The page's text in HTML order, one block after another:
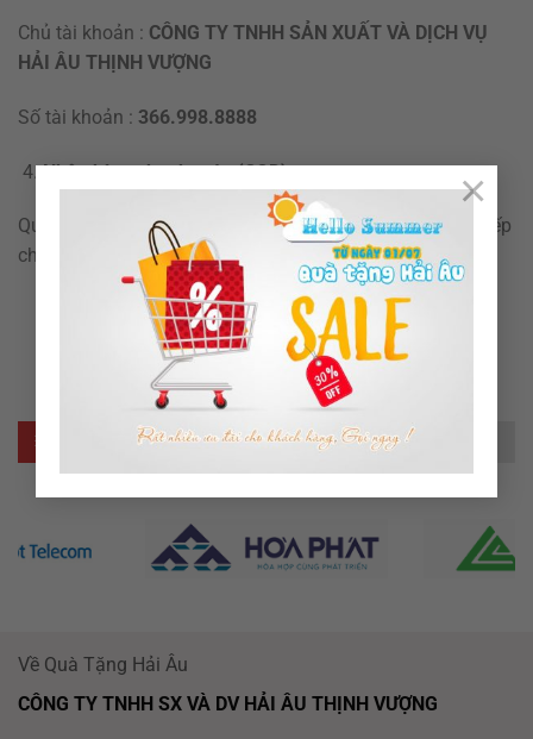
×
Chủ tài khoản : CÔNG TY TNHH SẢN XUẤT VÀ DỊCH VỤ
HẢI ÂU THỊNH VƯỢNG
Số tài khoản : 366.998.8888
Nhận hàng thanh toán (COD)
Quý khách hàng sau khi nhận hàng thì thanh toán trực tiếp
cho bên vận chuyển.
ĐỐI TÁC CỦA CHÚNG TÔI
Về Quà Tặng Hải Âu
CÔNG TY TNHH SX VÀ DV HẢI ÂU THỊNH VƯỢNG